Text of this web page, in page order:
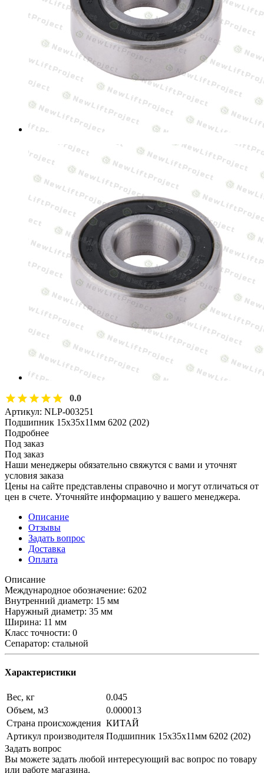
0.0
Артикул: NLP-003251
Подшипник 15х35х11мм 6202 (202)
Подробнее
Под заказ
Под заказ
Наши менеджеры обязательно свяжутся с вами и уточнят
условия заказа
Цены на сайте представлены справочно и могут отличаться от
цен в счете. Уточняйте информацию у вашего менеджера.
Описание
Отзывы
Задать вопрос
Доставка
Оплата
Описание
Международное обозначение: 6202
Внутренний диаметр: 15 мм
Наружный диаметр: 35 мм
Ширина: 11 мм
Класс точности: 0
Сепаратор: стальной
Характеристики
Вес, кг
0.045
Объем, м3
0.000013
Страна происхождения КИТАЙ
Артикул производителя Подшипник 15х35х11мм 6202 (202)
Задать вопрос
Вы можете задать любой интересующий вас вопрос по товару
или работе магазина.